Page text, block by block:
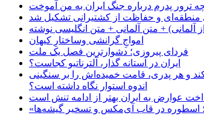
ترور پدرم درباره جنگ ایران به من آموخت
منطقه‌ای و حفاظت از کشتیرانی تشکیل شد
آلمانی) + متن آلمانی + متن انگلیسی نوشته
‌امواجِ گرانشی وساختارِ کیهان
فردای پیروزی؛ دشوارترین فصل یک ملت
ایران در آستانه گذار، آلترناتیو کجاست؟
و هر پدری، قامت خمیده‌اش را بر سنگینی
اندوه استوار نگاه داشته است؟
عوارض به ایران بهتر از ادامه تنش است
اسطوره در قاب آی‌مکس و تسخیر گیشه‌ها